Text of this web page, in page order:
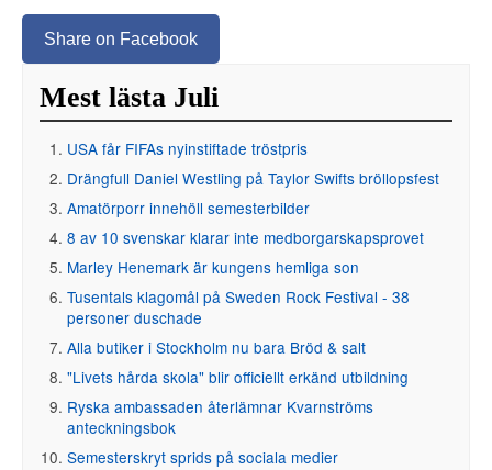
Share on Facebook
Mest lästa Juli
USA får FIFAs nyinstiftade tröstpris
Drängfull Daniel Westling på Taylor Swifts bröllopsfest
Amatörporr innehöll semesterbilder
8 av 10 svenskar klarar inte medborgarskapsprovet
Marley Henemark är kungens hemliga son
Tusentals klagomål på Sweden Rock Festival - 38
personer duschade
Alla butiker i Stockholm nu bara Bröd & salt
"Livets hårda skola" blir officiellt erkänd utbildning
Ryska ambassaden återlämnar Kvarnströms
anteckningsbok
Semesterskryt sprids på sociala medier